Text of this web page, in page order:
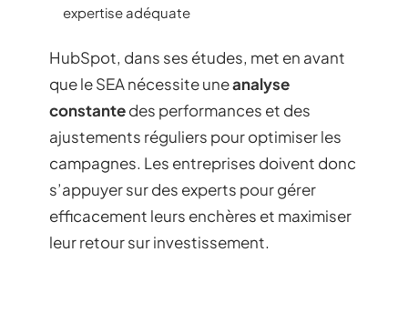
expertise adéquate
HubSpot, dans ses études, met en avant
que le SEA nécessite uneanalyse
constantedes performances et des
ajustements réguliers pour optimiser les
campagnes. Les entreprises doivent donc
s’appuyer sur des experts pour gérer
efficacement leurs enchères et maximiser
leur retour sur investissement.